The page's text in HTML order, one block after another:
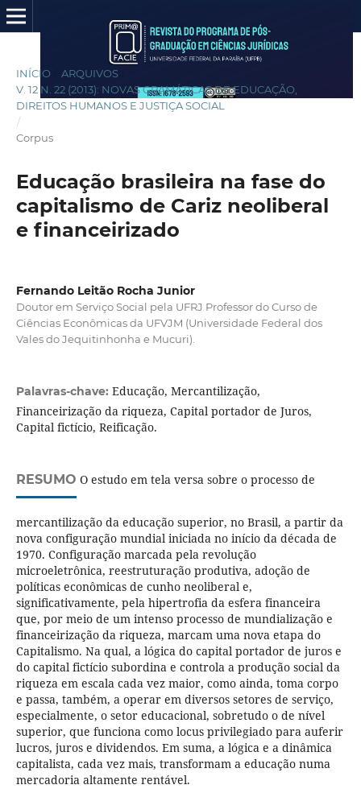
INÍCIO ARQUIVOS
V. 12 N. 22 (2013): NOVAS GRAMÁTICAS DE EDUCAÇÃO,
DIREITOS HUMANOS E JUSTIÇA SOCIAL
/
Corpus
Educação brasileira na fase do
capitalismo de Cariz neoliberal
e financeirizado
Fernando Leitão Rocha Junior
Doutor em Serviço Social pela UFRJ Professor do Curso de
Ciências Econômicas da UFVJM (Universidade Federal dos
Vales do Jequitinhonha e Mucuri).
Palavras-chave: Educação, Mercantilização,
Financeirização da riqueza, Capital portador de Juros,
Capital fictício, Reificação.
RESUMO O estudo em tela versa sobre o processo de
mercantilização da educação superior, no Brasil, a partir da
nova configuração mundial iniciada no início da década de
1970. Configuração marcada pela revolução
microeletrônica, reestruturação produtiva, adoção de
políticas econômicas de cunho neoliberal e,
significativamente, pela hipertrofia da esfera financeira
que, por meio de um intenso processo de mundialização e
financeirização da riqueza, marcam uma nova etapa do
Capitalismo. Na qual, a lógica do capital portador de juros e
do capital fictício subordina e controla a produção social da
riqueza em escala cada vez maior, como ainda, toma corpo
e passa, também, a operar em diversos setores de serviço,
especialmente, o setor educacional, sobretudo o de nível
superior, que funciona como locus privilegiado para auferir
lucros, juros e dividendos. Em suma, a lógica e a dinâmica
capitalista, cada vez mais, transformam a educação numa
mercadoria altamente rentável.